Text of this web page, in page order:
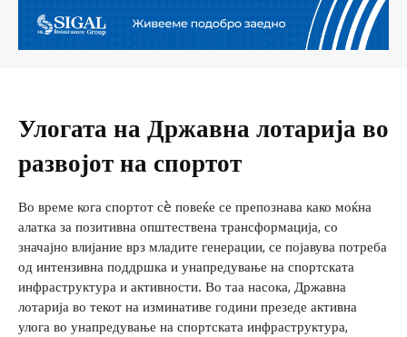
Улогата на Државна лотарија во
развојот на спортот
Во време кога спортот сè повеќе се препознава како моќна
алатка за позитивна општествена трансформација, со
значајно влијание врз младите генерации, се појавува потреба
од интензивна поддршка и унапредување на спортската
инфраструктура и активности. Во таа насока, Државна
лотарија во текот на изминативе години презеде активна
улога во унапредување на спортската инфраструктура,